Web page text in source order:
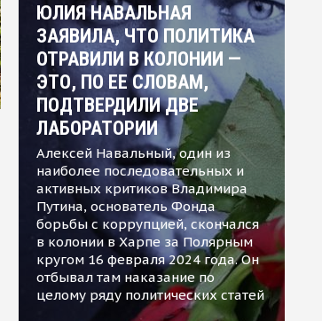
ЮЛИЯ НАВАЛЬНАЯ
ЗАЯВИЛА, ЧТО ПОЛИТИКА
ОТРАВИЛИ В КОЛОНИИ —
ЭТО, ПО ЕЕ СЛОВАМ,
ПОДТВЕРДИЛИ ДВЕ
ЛАБОРАТОРИИ
Алексей Навальный, один из
наиболее последовательных и
активных критиков Владимира
Путина, основатель Фонда
борьбы с коррупцией, скончался
в колонии в Харпе за Полярным
кругом 16 февраля 2024 года. Он
отбывал там наказание по
целому ряду политических статей